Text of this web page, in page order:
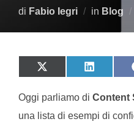
di Fabio Iegri in Blog
SHARE ON XSHARE ON
Oggi parliamo di Content
una lista di esempi di